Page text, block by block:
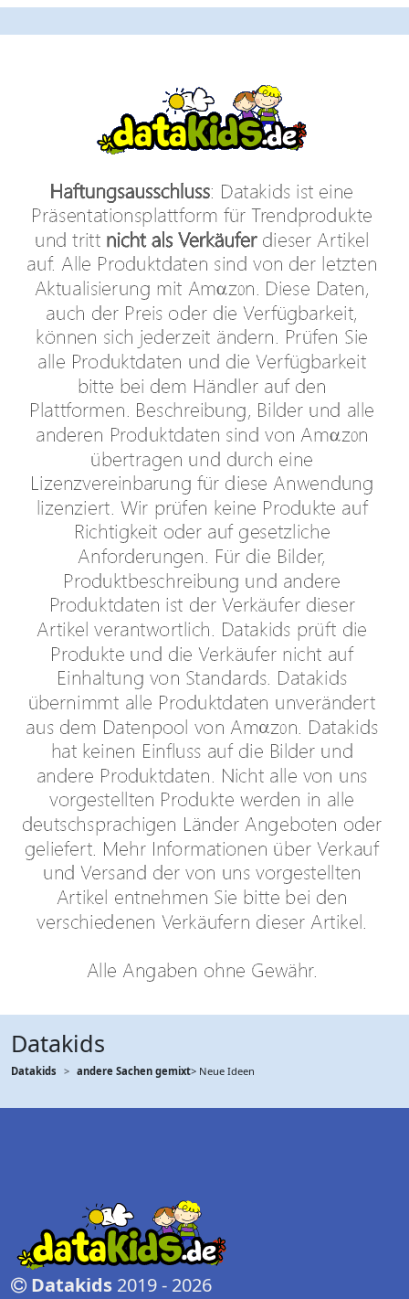
Datakids
Datakids andere Sachen gemixt> Neue Ideen
Datakids 2019 - 2026